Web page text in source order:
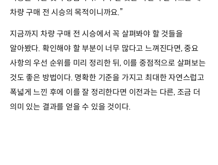
차량 구매 전 시승의 목적이니까요.”
지금까지 차량 구매 전 시승에서 꼭 살펴봐야 할 것들을
알아봤다. 확인해야 할 부분이 너무 많다고 느껴진다면, 중요
사항의 우선 순위를 미리 정리한 뒤, 이를 중점적으로 살펴보는
것도 좋은 방법이다. 명확한 기준을 가지고 최대한 자연스럽고
폭넓게 느낀 후에 이를 잘 정리한다면 이전과는 다른, 조금 더
의미 있는 결과를 얻을 수 있을 것이다.